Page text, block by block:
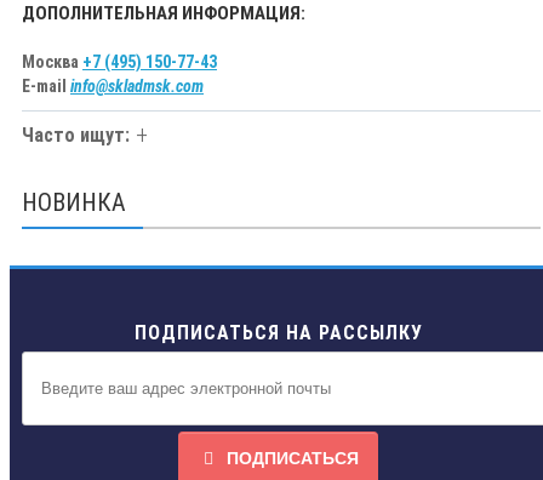
ДОПОЛНИТЕЛЬНАЯ ИНФОРМАЦИЯ:
Москва +7 (495) 150-77-43
E-mail info@skladmsk.com
Часто ищут:
НОВИНКА
ПОДПИСАТЬСЯ НА РАССЫЛКУ
ПОДПИСАТЬСЯ